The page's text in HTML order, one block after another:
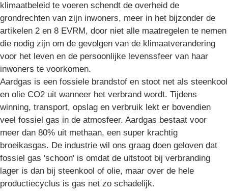
klimaatbeleid te voeren schendt de overheid de
grondrechten van zijn inwoners, meer in het bijzonder de
artikelen 2 en 8 EVRM, door niet alle maatregelen te nemen
die nodig zijn om de gevolgen van de klimaatverandering
voor het leven en de persoonlijke levenssfeer van haar
inwoners te voorkomen.
Aardgas is een fossiele brandstof en stoot net als steenkool
en olie CO2 uit wanneer het verbrand wordt. Tijdens
winning, transport, opslag en verbruik lekt er bovendien
veel fossiel gas in de atmosfeer. Aardgas bestaat voor
meer dan 80% uit methaan, een super krachtig
broeikasgas. De industrie wil ons graag doen geloven dat
fossiel gas 'schoon' is omdat de uitstoot bij verbranding
lager is dan bij steenkool of olie, maar over de hele
productiecyclus is gas net zo schadelijk.